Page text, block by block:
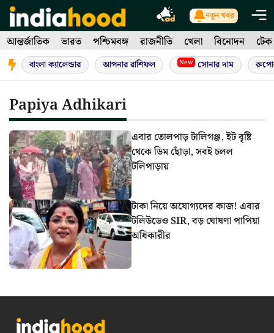
Skip
to
content
নতুন খবর
আন্তর্জাতিক ভারত পশ্চিমবঙ্গ রাজনীতি খেলা বিনোদন টেক
বাংলা ক্যালেন্ডার আপনার রাশিফল New সোনার দাম
Papiya Adhikari
এবার তোলপাড় টালিগঞ্জ, ইট বৃষ্টি
থেকে ডিম ছোঁড়া, সবই চলল
টলিপাড়ায়
টাকা নিয়ে অযোগ্যদের কাজ! এবার
টলিউডেও SIR, বড় ঘোষণা পাপিয়া
অধিকারীর